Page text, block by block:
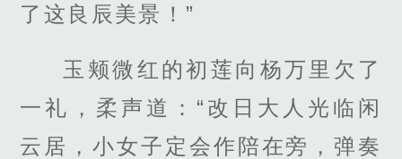
了这良辰美景！”
玉颊微红的初莲向杨万里欠了
一礼，柔声道：“改日大人光临闲
云居，小女子定会作陪在旁，弹奏